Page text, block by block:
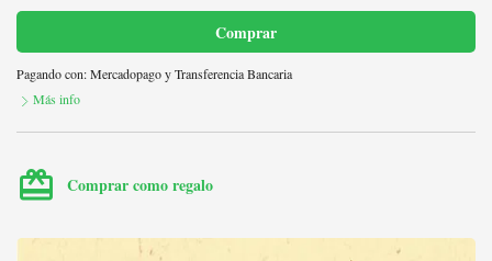
Comprar
Pagando con:MercadopagoyTransferencia Bancaria
Más info
card_giftcard Comprar como regalo